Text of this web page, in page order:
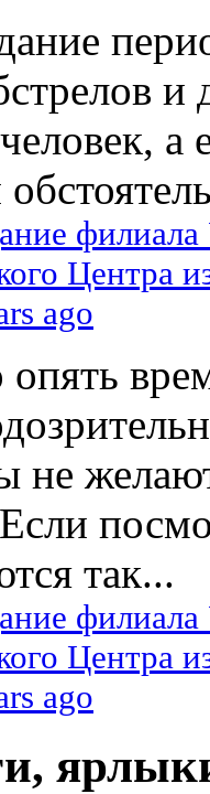
и
а
Центра
ago
опять
не
так...
Центра
ago